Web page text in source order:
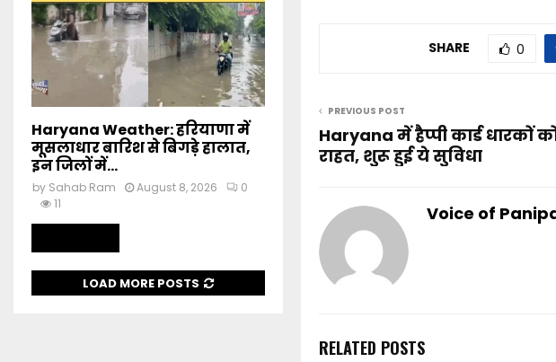
SHARE 0
PREVIOUS POST
Haryana में हैप्पी कार्ड धारकों
राहत, शुरू हुई ये सुविधा
Voice of
RELATED POSTS
Haryana Weather: हरियाणा में
मूसलाधार बारिश से बिगड़े हालात,
इन जिलों में...
by Sahab Ram August 8, 2026
0
11
LOAD MORE POSTS